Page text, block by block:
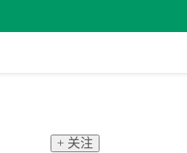
+ 关注